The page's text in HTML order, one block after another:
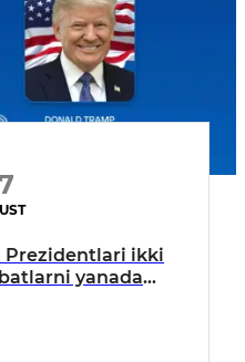
Prezidentlari ikki
yanada